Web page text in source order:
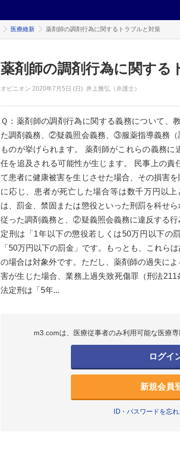
医療維新 薬剤師の調剤行為に関するトラブルと対策
薬剤師の調剤行為に関する
オピニオン 2020年7月5日 (日) 井上雅弘（弁護士）
Ｑ：薬剤師の調剤行為に関する義務について
た調剤義務、②疑義照会義務、③服薬指導義務（
ものが挙げられます。 薬剤師がこれらの義務
任を追及される可能性が生じます。 民事上の責
て患者に健康被害を生じさせた場合、その損害
に応じ、患者が死亡した場合等は数千万円以
は、罰金、禁固または懲役といった刑罰を科せ
従った調剤義務と、②疑義照会義務に違反する
定刑は「1年以下の懲役若しくは50万円以下の
「50万円以下の罰金」です。もっとも、これら
の場合は対象外です。ただし、薬剤師の過失に
害が生じた場合、業務上過失致死傷罪（刑法
法定刑は「5年...
m3.comは、医療従事者のみ利用可能な医療
ログイ
新規会員
ID・パスワードを忘